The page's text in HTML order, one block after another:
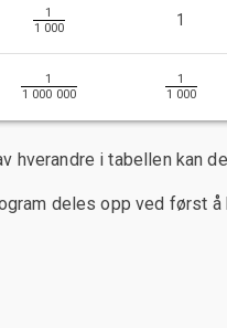
1
1 000
1
1
1 000 000
1
1 000
hverandre i tabellen kan
deles opp ved først